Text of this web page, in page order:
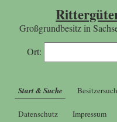
Großgrundbesitz in
Ort:
Start & Suche
Datenschutz Impressum